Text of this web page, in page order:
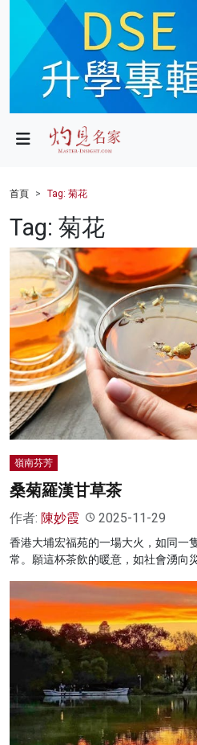
政局
財經
健康
商業
科技
影片
名家榜
灼見活動
首頁 Tag: 菊花
Tag: 菊花
嶺南芬芳
桑菊羅漢甘草茶
作者: 陳妙霞 2025-11-29
香港大埔宏福苑的一場大火，如同一
常。願這杯茶飲的暖意，如社會湧向